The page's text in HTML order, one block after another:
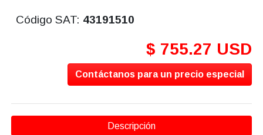
Código SAT: 43191510
$ 755.27 USD
Contáctanos para un precio especial
Descripción